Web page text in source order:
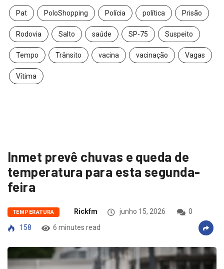
Pat PoloShopping Polícia política Prisão
Rodovia Salto saúde SP-75 Suspeito
Tempo Trânsito vacina vacinação Vagas
Vítima
Inmet prevê chuvas e queda de
temperatura para esta segunda-
feira
TEMPERATURA Rickfm junho 15, 2026
0
158
6 minutes read